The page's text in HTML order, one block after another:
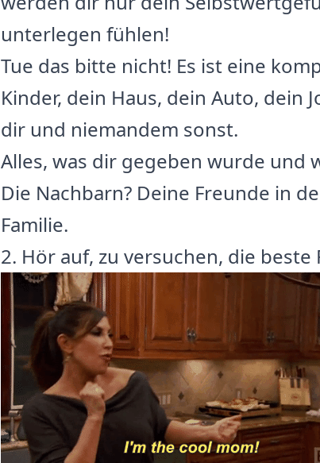
unterlegen fühlen!
Tue das bitte nicht! Es ist eine
Kinder, dein Haus, dein Auto, dein
dir und niemandem sonst.
Alles, was dir gegeben wurde und
Die Nachbarn? Deine Freunde in
Familie.
2. Hör auf, zu versuchen, die